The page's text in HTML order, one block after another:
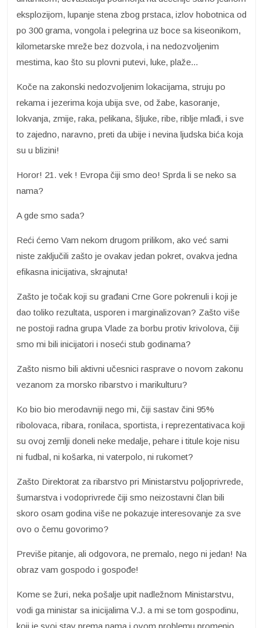
eksplozijom, lupanje stena zbog prstaca, izlov hobotnica od
po 300 grama, vongola i pelegrina uz boce sa kiseonikom,
kilometarske mreže bez dozvola, i na nedozvoljenim
mestima, kao što su plovni putevi, luke, plaže...
Koče na zakonski nedozvoljenim lokacijama, struju po
rekama i jezerima koja ubija sve, od žabe, kasoranje,
lokvanja, zmije, raka, pelikana, šljuke, ribe, riblje mlađi, i sve
to zajedno, naravno, preti da ubije i nevina ljudska bića koja
su u blizini!
Horor! 21. vek ! Evropa čiji smo deo! Sprda li se neko sa
nama?
A gde smo sada?
Reći ćemo Vam nekom drugom prilikom, ako već sami
niste zaključili zašto je ovakav jedan pokret, ovakva jedna
efikasna inicijativa, skrajnuta!
Zašto je točak koji su građani Crne Gore pokrenuli i koji je
dao toliko rezultata, usporen i marginalizovan? Zašto više
ne postoji radna grupa Vlade za borbu protiv krivolova, čiji
smo mi bili inicijatori i noseći stub godinama?
Zašto nismo bili aktivni učesnici rasprave o novom zakonu
vezanom za morsko ribarstvo i marikulturu?
Ko bio bio merodavniji nego mi, čiji sastav čini 95%
ribolovaca, ribara, ronilaca, sportista, i reprezentativaca koji
su ovoj zemlji doneli neke medalje, pehare i titule koje nisu
ni fudbal, ni košarka, ni vaterpolo, ni rukomet?
Zašto Direktorat za ribarstvo pri Ministarstvu poljoprivrede,
šumarstva i vodoprivrede čiji smo neizostavni član bili
skoro osam godina više ne pokazuje interesovanje za sve
ovo o čemu govorimo?
Previše pitanje, ali odgovora, ne premalo, nego ni jedan! Na
obraz vam gospodo i gospođe!
Kome se žuri, neka pošalje upit nadležnom Ministarstvu,
vodi ga ministar sa inicijalima V.J. a mi se tom gospodinu,
koji je svoj stav prema nama i ovom problemu promenio